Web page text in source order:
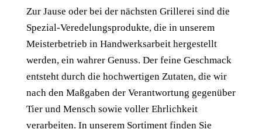
Zur Jause oder bei der nächsten Grillerei sind die
Spezial-Veredelungsprodukte, die in unserem
Meisterbetrieb in Handwerksarbeit hergestellt
werden, ein wahrer Genuss. Der feine Geschmack
entsteht durch die hochwertigen Zutaten, die wir
nach den Maßgaben der Verantwortung gegenüber
Tier und Mensch sowie voller Ehrlichkeit
verarbeiten. In unserem Sortiment finden Sie